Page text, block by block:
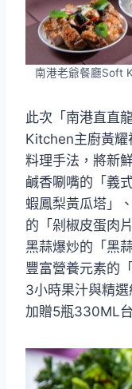
南港老爺餐廳Soft
此次「南港直直
Kitchen主廚黃耀
料理手法，將新
鹹香唰嘴的「義
蝦鳳梨黃瓜塔」
的「剁椒皮蛋肉
黑蒜爆炒的「黑
豐富營養元素的
3小時果汁與精
加贈5瓶330ML